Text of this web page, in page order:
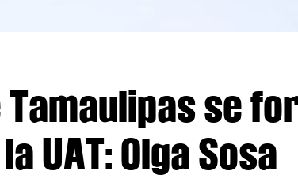
se
UAT: Olga Sosa